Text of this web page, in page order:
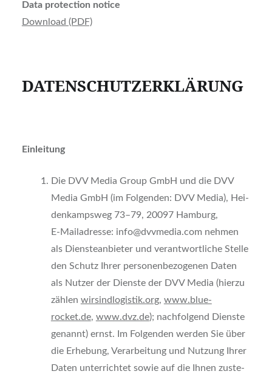
Data pro­tec­tion noti­ce
Down­load (PDF)
DATENSCHUTZERKLÄRUNG
Ein­lei­tung
Die DVV Media Group GmbH und die DVV
Media GmbH (im Fol­gen­den: DVV Media), Hei­
den­kamps­weg 73–79, 20097 Ham­burg,
E‑Mailadresse: info@dvvmedia.com neh­men
als Diens­te­an­bie­ter und ver­ant­wort­li­che Stel­le
den Schutz Ihrer per­so­nen­be­zo­ge­nen Daten
als Nut­zer der Diens­te der DVV Media (hier­zu
zäh­len wirsindlogistik.org, www.blue-
rocket.de, www.dvz.de); nach­fol­gend Diens­te
genannt) ernst. Im Fol­gen­den wer­den Sie über
die Erhe­bung, Ver­ar­bei­tung und Nut­zung Ihrer
Daten unter­rich­tet sowie auf die Ihnen zuste­